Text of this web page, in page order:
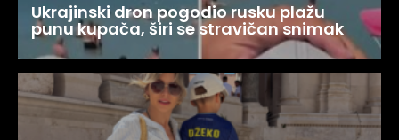
Ukrajinski dron pogodio rusku plažu
punu kupača, širi se stravičan snimak